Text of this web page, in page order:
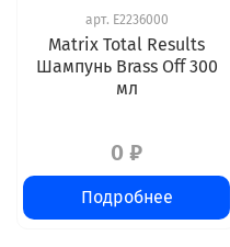
арт. E2236000
Matrix Total Results
Шампунь Brass Off 300
мл
0 ₽
Подробнее